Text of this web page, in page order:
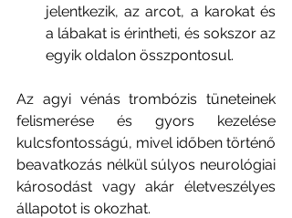
jelentkezik, az arcot, a karokat és
a lábakat is érintheti, és sokszor az
egyik oldalon összpontosul.
Az agyi vénás trombózis tüneteinek
felismerése és gyors kezelése
kulcsfontosságú, mivel időben történő
beavatkozás nélkül súlyos neurológiai
károsodást vagy akár életveszélyes
állapotot is okozhat.